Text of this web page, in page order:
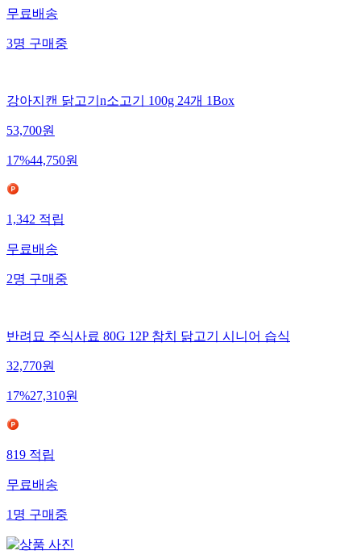
무료배송
3명구매중
강아지캔 닭고기n소고기 100g 24개 1Box
53,700원
17%44,750원
1,342적립
무료배송
2명구매중
반려묘 주식사료 80G 12P 참치 닭고기 시니어 습식
32,770원
17%27,310원
819적립
무료배송
1명구매중